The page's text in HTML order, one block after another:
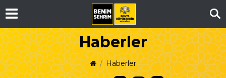
Haberler
Haberler